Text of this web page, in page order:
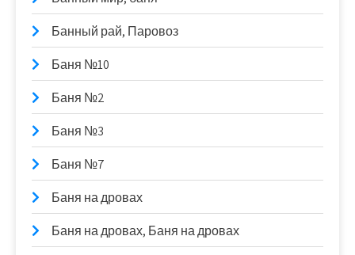
Банный рай, Паровоз
Баня №10
Баня №2
Баня №3
Баня №7
Баня на дровах
Баня на дровах, Баня на дровах